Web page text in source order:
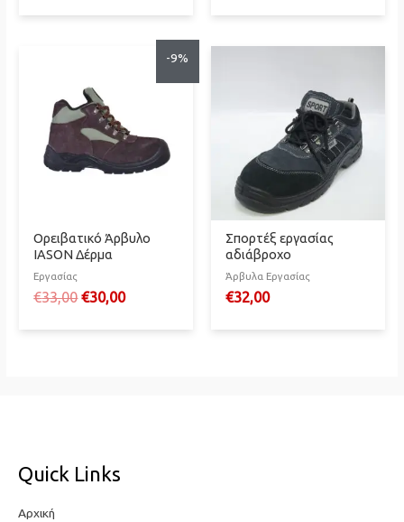
-9%
Ορειβατικό Άρβυλο
IASON Δέρμα
Εργασίας
€33,00Original
was:
€30,00Η
τιμή
Σπορτέξ εργασίας
αδιάβροχο
Άρβυλα Εργασίας
€32,00
Quick Links
Αρχική